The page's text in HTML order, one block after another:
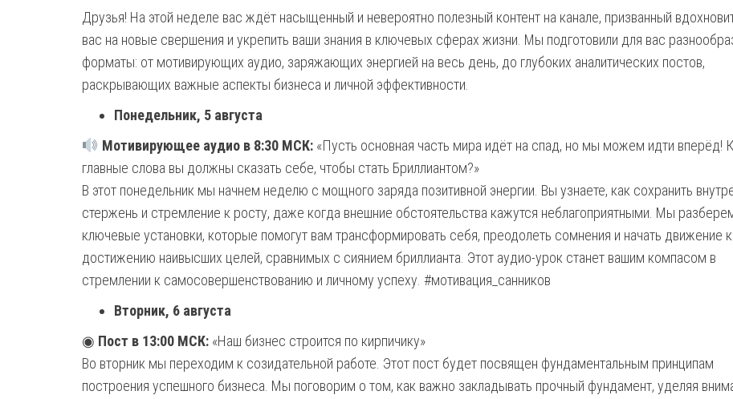
Друзья! На этой неделе вас ждёт насыщенный и невероятно полезный контент на канале, призванный
вас на новые свершения и укрепить ваши знания в ключевых сферах жизни. Мы подготовили для вас
форматы: от мотивирующих аудио, заряжающих энергией на весь день, до глубоких аналитических постов,
раскрывающих важные аспекты бизнеса и личной эффективности.
Понедельник, 5 августа
Мотивирующее аудио в 8:30 МСК:«Пусть основная часть мира идёт на спад, но мы можем идти вперёд!
главные слова вы должны сказать себе, чтобы стать Бриллиантом?»
В этот понедельник мы начнем неделю с мощного заряда позитивной энергии. Вы узнаете, как сохранить
стержень и стремление к росту, даже когда внешние обстоятельства кажутся неблагоприятными. Мы
ключевые установки, которые помогут вам трансформировать себя, преодолеть сомнения и начать движение к
достижению наивысших целей, сравнимых с сиянием бриллианта. Этот аудио-урок станет вашим компасом в
стремлении к самосовершенствованию и личному успеху. #мотивация_санников
Вторник, 6 августа
◉ Пост в 13:00 МСК: «Наш бизнес строится по кирпичику»
Во вторник мы переходим к созидательной работе. Этот пост будет посвящен фундаментальным принципам
построения успешного бизнеса. Мы поговорим о том, как важно закладывать прочный фундамент, уделяя